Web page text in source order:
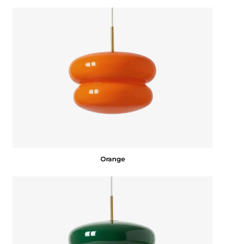
Orange